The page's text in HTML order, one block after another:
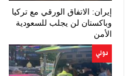
إيران: الاتفاق الورقي مع تركيا
وباكستان لن يجلب للسعودية
الأمن
دولي